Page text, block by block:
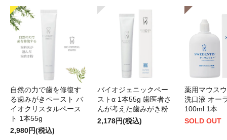
自然の力で歯を修復す
る歯みがきペースト バ
イオクリスタルペース
ト 1本55g
2,980円(税込)
バイオジェニックペー
ストα 1本55g 歯医者さ
んが考えた歯みがき粉
2,178円(税込)
薬用マウス
洗口液 オー
100ml 1本
SOLD OUT